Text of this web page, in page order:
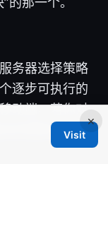
务器选择策略
逐步可执行的
动端。若你对
的预算与设备
×
Visit